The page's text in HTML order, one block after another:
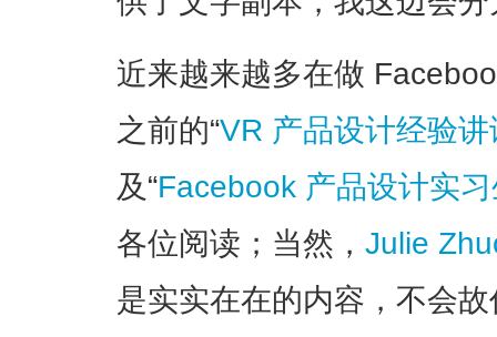
近来越来越多在做
之前的“VR 产品设计经验
及“Facebook 产品设计实
各位阅读；当然， Julie
是实实在在的内容，不会